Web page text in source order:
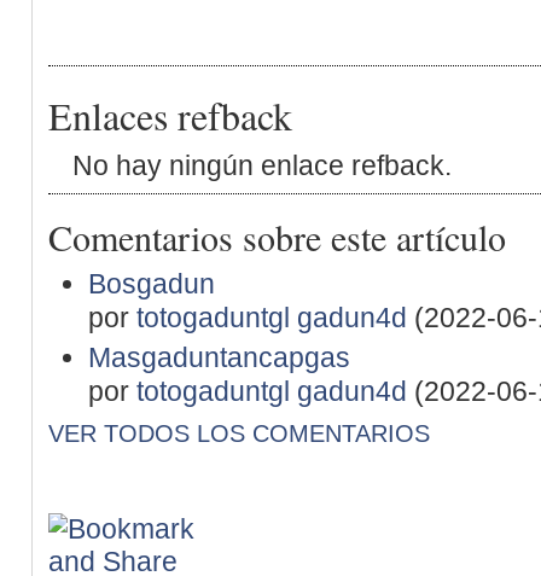
Enlaces refback
No hay ningún enlace refback.
Comentarios sobre este artículo
Bosgadun
por totogaduntgl gadun4d (2022-
Masgaduntancapgas
por totogaduntgl gadun4d (2022-
VER TODOS LOS COMENTARIOS